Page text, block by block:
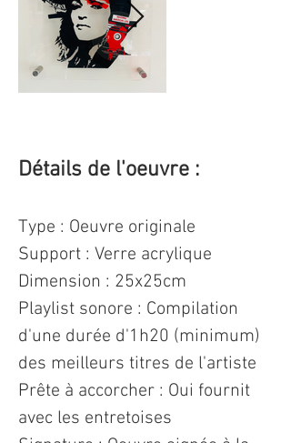
Détails de l'oeuvre :
Type : Oeuvre originale
Support : Verre acrylique
Dimension : 25x25cm
Playlist sonore : Compilation
d'une durée d'1h20 (minimum)
des meilleurs titres de l'artiste
Prête à accorcher : Oui fournit
avec les entretoises